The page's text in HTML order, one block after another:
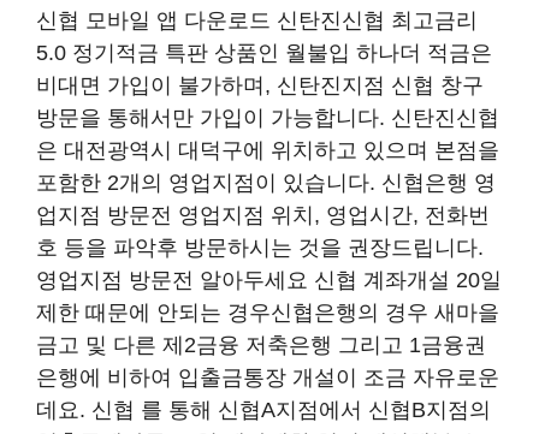
신협 모바일 앱 다운로드 신탄진신협 최고금리
5.0 정기적금 특판 상품인 월불입 하나더 적금은
비대면 가입이 불가하며, 신탄진지점 신협 창구
방문을 통해서만 가입이 가능합니다. 신탄진신협
은 대전광역시 대덕구에 위치하고 있으며 본점을
포함한 2개의 영업지점이 있습니다. 신협은행 영
업지점 방문전 영업지점 위치, 영업시간, 전화번
호 등을 파악후 방문하시는 것을 권장드립니다.
영업지점 방문전 알아두세요 신협 계좌개설 20일
제한 때문에 안되는 경우신협은행의 경우 새마을
금고 및 다른 제2금융 저축은행 그리고 1금융권
은행에 비하여 입출금통장 개설이 조금 자유로운
데요. 신협 를 통해 신협A지점에서 신협B지점의